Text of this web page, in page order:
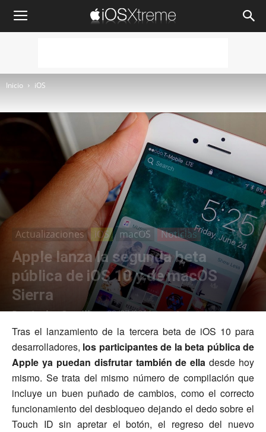
iOSXtreme
Inicio iOS
Actualizaciones iOS macOS Noticias
Apple lanza la segunda beta
pública de iOS 10 y de macOS
Sierra
Por Javier Castilla- 20/07/2016 0
Tras el lanzamiento de la tercera beta de iOS 10 para
desarrolladores, los participantes de la beta pública de
Apple ya puedan disfrutar también de ella desde hoy
mismo. Se trata del mismo número de compilación que
incluye un buen puñado de cambios, como el correcto
funcionamiento del desbloqueo dejando el dedo sobre el
Touch ID sin apretar el botón, el regreso del nuevo